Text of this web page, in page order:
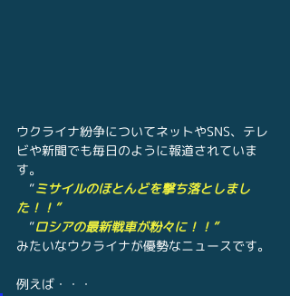
ウクライナ紛争についてネットやSNS、テレ
ビや新聞でも毎日のように報道されていま
す。
”ミサイルのほとんどを撃ち落としまし
た！！”
”ロシアの最新戦車が粉々に！！”
みたいなウクライナが優勢なニュースです。
例えば・・・